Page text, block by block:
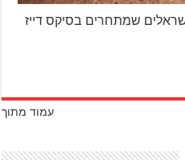
אוויר סגרירי וגשום, 7 הישראלים שמתחרים בסיקס דייז
עמוד מתוך